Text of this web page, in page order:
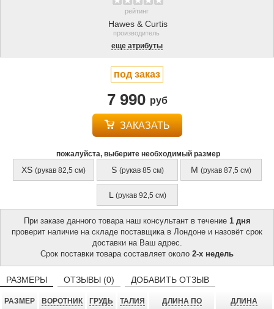
рейтинг
Hawes & Curtis
производитель
еще атрибуты
под заказ
7 990 руб
ЗАКАЗАТЬ
пожалуйста, выберите необходимый размер
XS (рукав 82,5 см) S (рукав 85 см) M (рукав 87,5 см)
L (рукав 92,5 см)
При заказе данного товара наш консультант в течение 1 дня
проверит наличие на складе поставщика в Лондоне и назовёт срок
доставки на Ваш адрес.
Срок поставки товара составляет около 2-х недель
РАЗМЕРЫ ОТЗЫВЫ (0) ДОБАВИТЬ ОТЗЫВ
РАЗМЕР ВОРОТНИК ГРУДЬ ТАЛИЯ
ДЛИНА ПО
ДЛИНА